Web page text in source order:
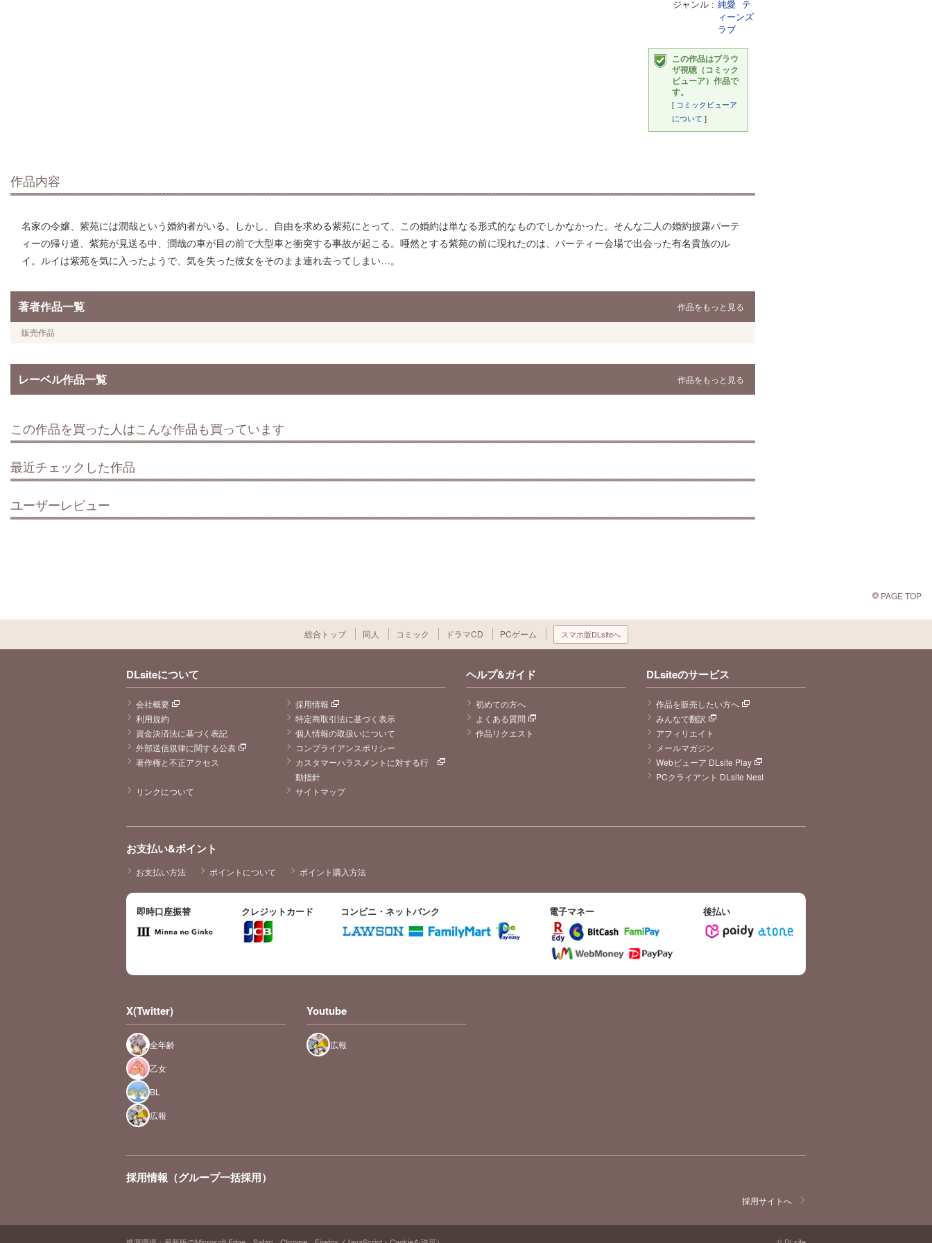
ジャンル 純愛 テ
ィーンズ
ラブ
この作品はブラウ
ザ視聴（コミック
ビューア）作品で
す。
[ コミックビューア
について ]
作品内容
名家の令嬢、紫苑には潤哉という婚約者がいる。しかし、自由を求める紫苑にとって、この婚約は単なる形式的なものでしかなかった。そんな二人の婚約披露パーテ
ィーの帰り道、紫苑が見送る中、潤哉の車が目の前で大型車と衝突する事故が起こる。唖然とする紫苑の前に現れたのは、パーティー会場で出会った有名貴族のル
イ。ルイは紫苑を気に入ったようで、気を失った彼女をそのまま連れ去ってしまい…。
著者作品一覧 作品をもっと見る
販売作品
レーベル作品一覧 作品をもっと見る
この作品を買った人はこんな作品も買っています
最近チェックした作品
ユーザーレビュー
PAGE TOP
総合トップ 同人 コミック ドラマCD PCゲーム スマホ版DLsiteへ
DLsiteについて
会社概要
採用情報
利用規約
特定商取引法に基づく表示
資金決済法に基づく表記
個人情報の取扱いについて
外部送信規律に関する公表
コンプライアンスポリシー
著作権と不正アクセス
カスタマーハラスメントに対する行
動指針
リンクについて
サイトマップ
ヘルプ&ガイド
初めての方へ
よくある質問
作品リクエスト
DLsiteのサービス
作品を販売したい方へ
みんなで翻訳
アフィリエイト
メールマガジン
Webビューア DLsite Play
PCクライアント DLsite Nest
お支払い&ポイント
お支払い方法 ポイントについて ポイント購入方法
即時口座振替 クレジットカード コンビニ・ネットバンク 電子マネー 後払い
X(Twitter)
全年齢
乙女
BL
広報
Youtube
広報
採用情報（グループ一括採用）
採用サイトへ